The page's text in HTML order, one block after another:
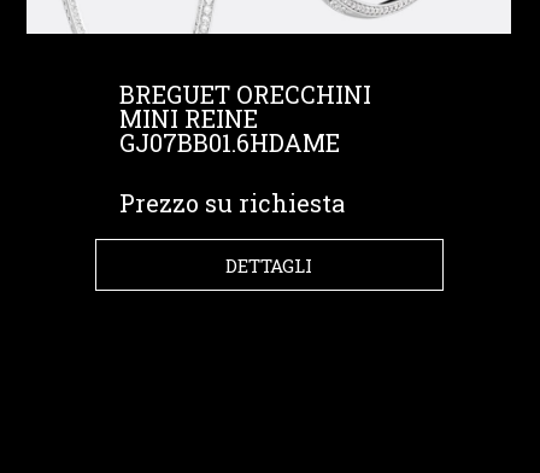
BREGUET ORECCHINI
MINI REINE
GJ07BB01.6HDAME
Prezzo su richiesta
DETTAGLI